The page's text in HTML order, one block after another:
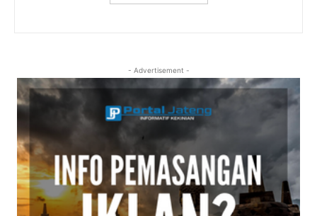
- Advertisement -